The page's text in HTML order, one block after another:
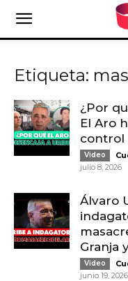
Etiqueta:
¿Por
El Aro
control
Video
julio 8, 2026
Álvaro
Granja
Video
junio 19, 2026